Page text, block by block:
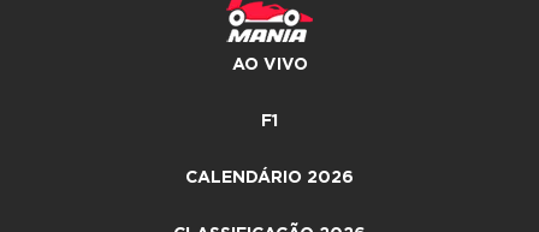
AO VIVO
F1
CALENDÁRIO 2026